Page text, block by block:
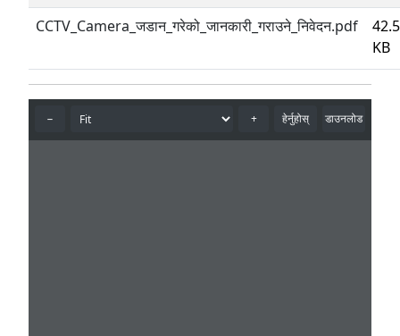
CCTV_Camera_जडान_गरेको_जानकारी_गराउने_निवेदन.pdf
KB